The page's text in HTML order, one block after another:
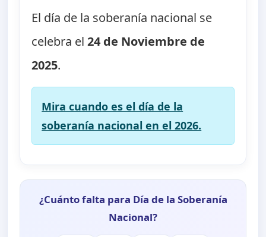
El día de la soberanía nacional se
celebra el24 de Noviembre de
2025.
Mira cuando es el día de la
soberanía nacional en el 2026.
¿Cuánto falta para Día de la Soberanía
Nacional?